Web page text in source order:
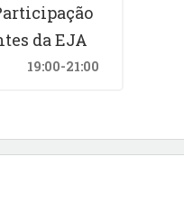
da EJA
19:00-21:00